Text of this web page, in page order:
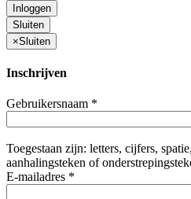
Inloggen
Sluiten
×Sluiten
Inschrijven
Gebruikersnaam *
Toegestaan zijn: letters, cijfers,
aanhalingsteken of
E-mailadres *